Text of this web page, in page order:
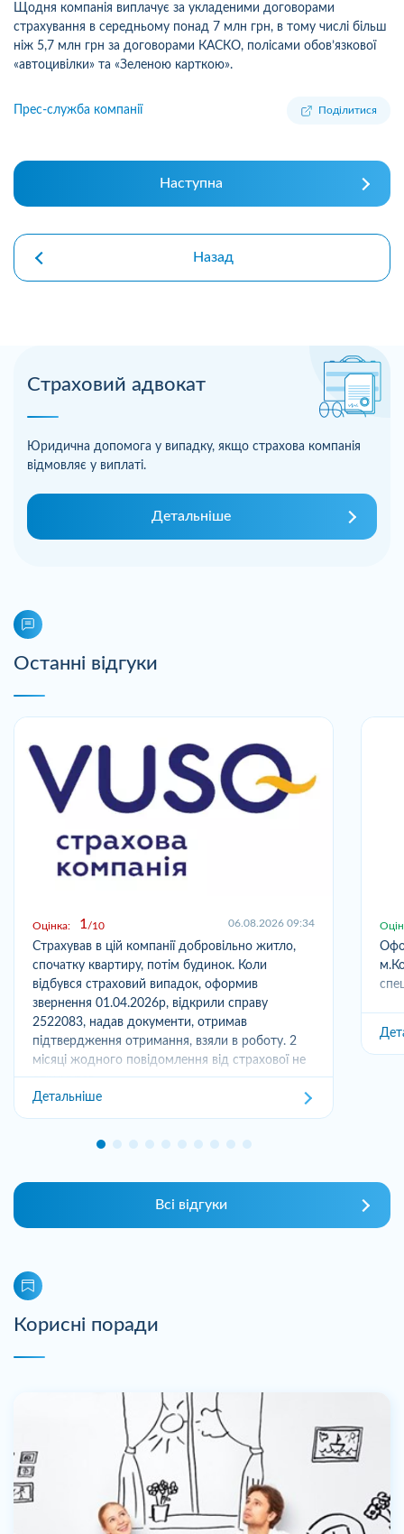
Страховий адвокат
Юридична допомога у випадку, якщо страхова компанія
відмовляє у виплаті.
Детальніше
Останні відгуки
Оцінка: 1 10 06.08.2026 09:34
Страхував в цій компанії добровільно житло,
спочатку квартиру, потім будинок. Коли
відбувся страховий випадок, оформив
звернення 01.04.2026р, відкрили справу
2522083, надав документи, отримав
підтвердження отримання, взяли в роботу. 2
місяці жодного повідомлення від страхової не
отримував,...
Детальніше
Всі відгуки
Корисні поради
Щодня компанія виплачує за укладеними договорами
страхування в середньому понад 7 млн грн, в тому числі більш
ніж 5,7 млн грн за договорами КАСКО, полісами обов’язкової
«автоцивілки» та «Зеленою карткою».
Прес-служба компанії Поділитися
Наступна
Назад